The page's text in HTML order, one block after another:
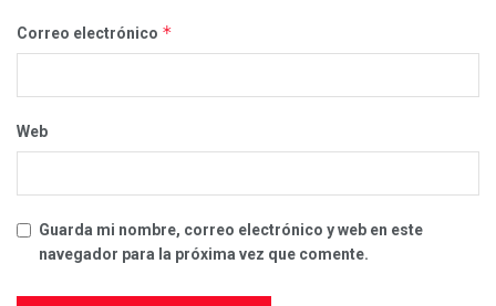
Correo electrónico *
Web
Guarda mi nombre, correo electrónico y web en este
navegador para la próxima vez que comente.